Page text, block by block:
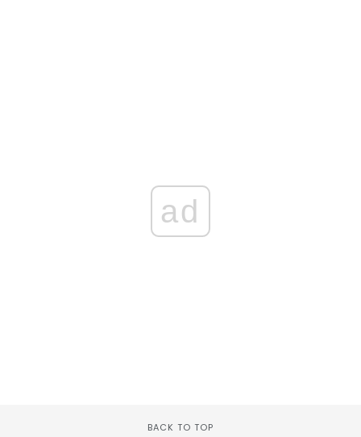
ad
BACK TO TOP